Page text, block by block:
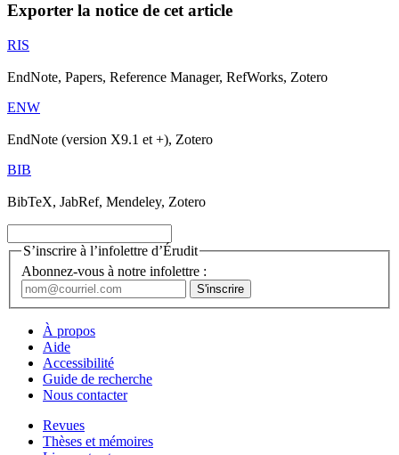
Exporter la notice de cet article
RIS
EndNote, Papers, Reference Manager, RefWorks, Zotero
ENW
EndNote (version X9.1 et +), Zotero
BIB
BibTeX, JabRef, Mendeley, Zotero
S’inscrire à l’infolettre d’Érudit
Abonnez-vous à notre infolettre :
À propos
Aide
Accessibilité
Guide de recherche
Nous contacter
Revues
Thèses et mémoires